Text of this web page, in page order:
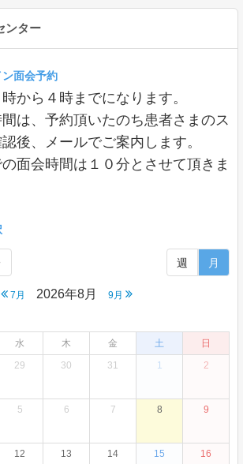
ンター
面会予約
から４時までになります。
間は、予約頂いたのち患者さまのス
後、メールでご案内します。
の面会時間は１０分とさせて頂きま
7月 2026年8月 9月
週 月
水 木 金 土
日
29 30 31 1 2
5 6 7 8 9
12 13 14 15 16